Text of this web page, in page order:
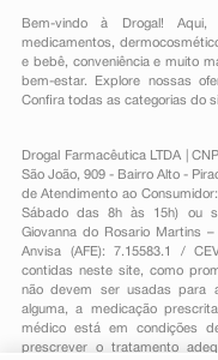
Bem-vindo à Drogal!
medicamentos ,
e bebê, conveniênciae muito
bem-estar. Explore nossas
Confira todas as categorias do
Drogal Farmacêutica LTDA |
São João, 909 - Bairro Alto -
de Atendimento ao
Sábado das 8h às 15h) ou
Giovanna do Rosario Martins –
Anvisa (AFE): 7.15583.1 /
contidas neste site, como
não devem ser usadas para
alguma, a medicação
médico está em condições
prescrever o tratamento